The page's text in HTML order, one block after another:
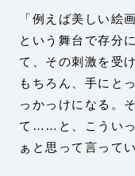
「例えば美しい絵
という舞台で存分
て、その刺激を受
もちろん、手にと
っかっけになる。
て……と、こういっ
ぁと思って言って